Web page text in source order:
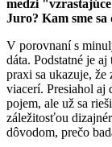
medzi
Juro? Kam sme
V porovnaní s
dáta. Podstatné je
praxi sa ukazuje,
viacerí. Presiahol
pojem, ale už sa
záležitosťou
dôvodom, prečo